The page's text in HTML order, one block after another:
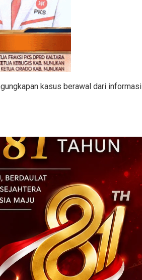
kasus berawal dari informasi